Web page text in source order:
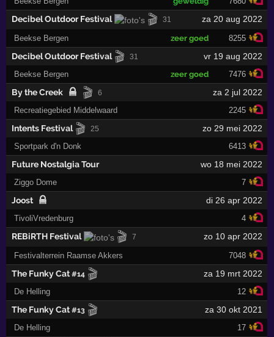
Decibel Outdoor Festival 🎬 31 za 20 aug 2022
Beekse Bergen zeer goed 8255
Decibel Outdoor Festival 🎬 31 vr 19 aug 2022
Beekse Bergen zeer goed 7476
By the Creek 🎬 6 za 2 jul 2022
Recreatiegebied Middelwaard 2245
Intents Festival 🎬 25 zo 29 mei 2022
Sportpark d'n Donk 6413
Future Nostalgia Tour wo 18 mei 2022
Ziggo Dome 7
Joost di 26 apr 2022
TivoliVredenburg 4
REBiRTH Festival 🎬 7 zo 10 apr 2022
Festivalterrein Raamse Akkers 7048
The Funky Cat #14 🎬 za 19 mrt 2022
De Helling 12
The Funky Cat #13 🎬 za 30 okt 2021
De Helling 17